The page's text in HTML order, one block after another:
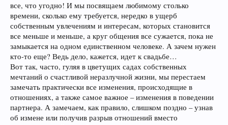
все, что угодно! И мы посвящаем любимому столько
времени, сколько ему требуется, нередко в ущерб
собственным увлечениям и интересам, которых становится
все меньше и меньше, а круг общения все сужается, пока не
замыкается на одном единственном человеке. А зачем нужен
кто-то еще? Ведь дело, кажется, идет к свадьбе…
Вот так, часто, гуляя в цветущих садах собственных
мечтаний о счастливой неразлучной жизни, мы перестаем
замечать практически все изменения, происходящие в
отношениях, а также самое важное – изменения в поведении
партнера. А замечаем, как правило, слишком поздно – узнав
об измене или получив разрыв отношений вместо